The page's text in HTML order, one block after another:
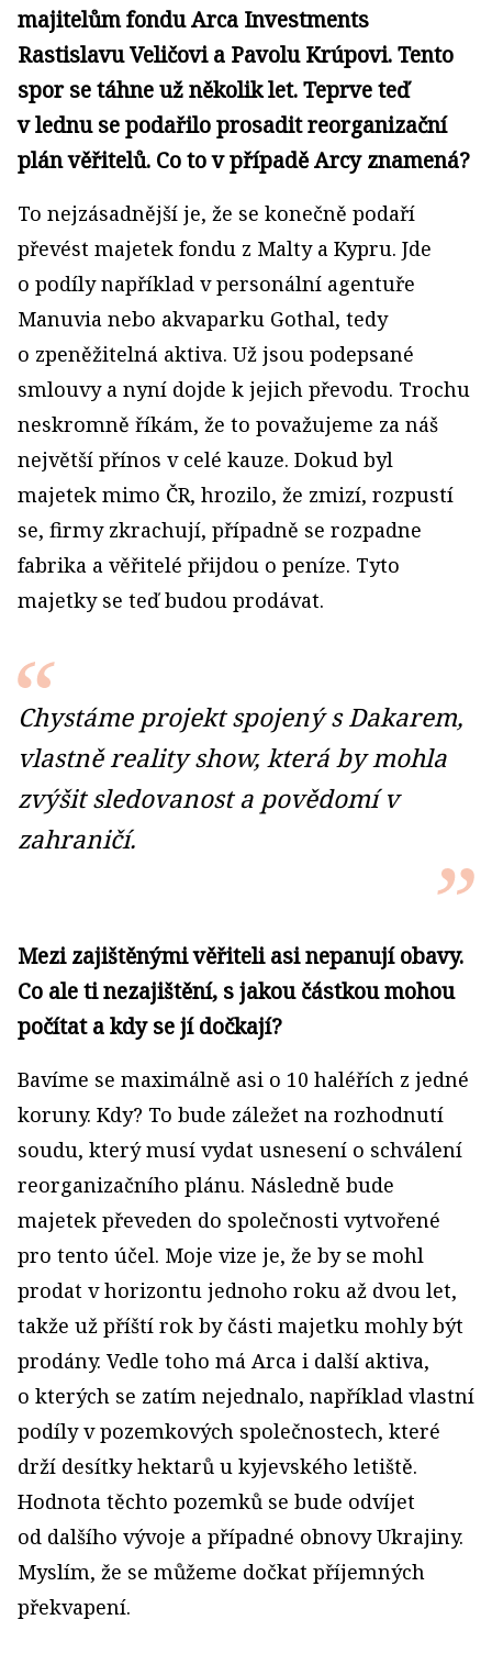
majitelům fondu Arca Investments
Rastislavu Veličovi a Pavolu Krúpovi. Tento
spor se táhne už několik let. Teprve teď
v lednu se podařilo prosadit re­organizační
plán věřitelů. Co to v případě Arcy znamená?
To nejzásadnější je, že se konečně podaří
převést majetek fondu z Malty a Kypru. Jde
o podíly například v personální agentuře
Manuvia nebo akvaparku Gothal, tedy
o zpeněžitelná aktiva. Už jsou podepsané
smlouvy a nyní dojde k jejich převodu. Trochu
neskromně říkám, že to považujeme za náš
největší přínos v celé kauze. Dokud byl
majetek mimo ČR, hrozilo, že zmizí, rozpustí
se, firmy zkrachují, případně se rozpadne
fabrika a věřitelé přijdou o peníze. Tyto
majetky se teď budou prodávat.
Chystáme projekt spojený s Dakarem,
vlastně reality show, která by mohla
zvýšit sledovanost a povědomí v
zahraničí.
Mezi zajištěnými věřiteli asi nepanují obavy.
Co ale ti nezajištění, s jakou částkou mohou
počítat a kdy se jí dočkají?
Bavíme se maximálně asi o 10 haléřích z jedné
koruny. Kdy? To bude záležet na rozhodnutí
soudu, který musí vydat usnesení o schválení
reorganizačního plánu. Následně bude
majetek převeden do společnosti vytvořené
pro tento účel. Moje vize je, že by se mohl
prodat v horizontu jednoho roku až dvou let,
takže už příští rok by části majetku mohly být
prodány. Vedle toho má Arca i další aktiva,
o kterých se zatím nejednalo, například vlastní
podíly v pozemkových společnostech, které
drží desítky hektarů u kyjevského letiště.
Hodnota těchto pozemků se bude odvíjet
od dalšího vývoje a případné obnovy Ukrajiny.
Myslím, že se můžeme dočkat příjemných
překvapení.